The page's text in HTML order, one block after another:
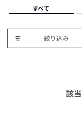
すべて
絞り込み
該